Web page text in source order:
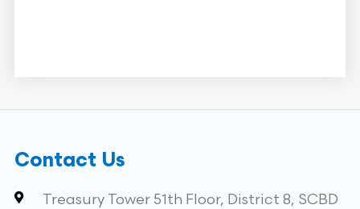
Contact Us
Treasury Tower 51th Floor, District 8, SCBD